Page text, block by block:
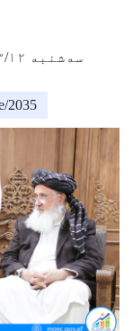
سه‌شنبه ۱۴۰۵/۳/۱۲ - ۱۴:۳۸
2035